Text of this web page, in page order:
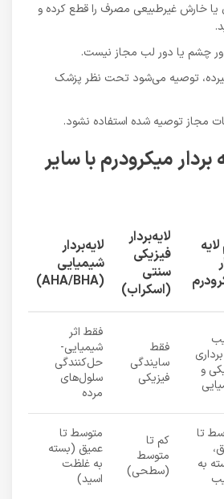
یا خارش غیرطبیعی مصرف را قطع کرده و
چشم یا دور لب مجاز نیست.
شیرده، توصیه می‌شود تحت نظر پزشک
مجاز توصیه شده استفاده نشود.
بردار میکرودرم با سایر
لایه‌بردار
فیزیکی
سنتی
(اسکراب)
لایه‌بردار
شیمیایی
(AHA/BHA)
و
فقط
سایندگی
فیزیکی
فقط اثر
شیمیایی-
حل‌کنندگی
سلول‌های
مرده
تا
به
کم تا
متوسط
(سطحی)
متوسط تا
عمیق (بسته
به غلظت
اسید)